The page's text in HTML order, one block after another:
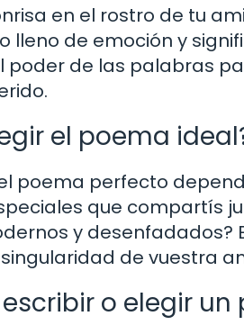
en el rostro de tu
lleno de emoción y
poder de las palabras
el poema
poema perfecto
que compartís
y desenfadados?
de vuestra
escribir o elegir un